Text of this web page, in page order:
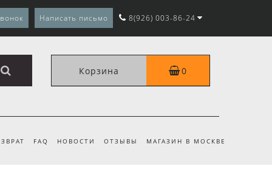
Написать письмо 8(926) 003-86-24
Корзина 0
FAQ НОВОСТИ ОТЗЫВЫ МАГАЗИН В МОСКВЕ